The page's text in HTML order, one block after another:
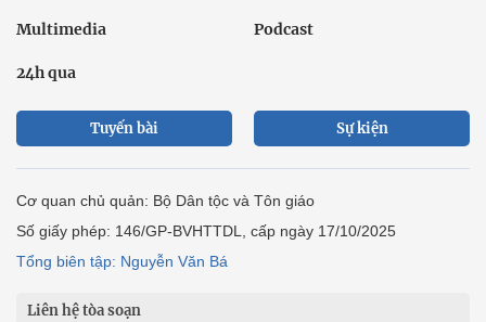
Multimedia Podcast
24h qua
Tuyến bài Sự kiện
Cơ quan chủ quản: Bộ Dân tộc và Tôn giáo
Số giấy phép: 146/GP-BVHTTDL, cấp ngày 17/10/2025
Tổng biên tập: Nguyễn Văn Bá
Liên hệ tòa soạn